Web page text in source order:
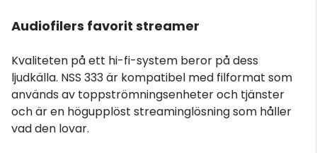
Audiofilers favorit streamer
Kvaliteten på ett hi-fi-system beror på dess
ljudkälla. NSS 333 är kompatibel med filformat som
används av toppströmningsenheter och tjänster
och är en högupplöst streaminglösning som håller
vad den lovar.